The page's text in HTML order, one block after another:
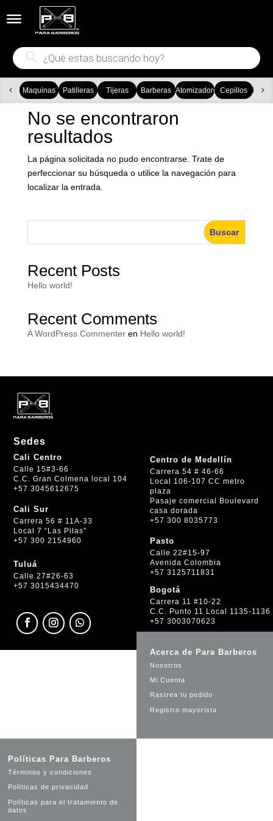
Búsqueda
de
productos
Maquinas Patilleras Tijeras Barberas AtomizadoresCepillos
No se encontraron
resultados
La página solicitada no pudo encontrarse. Trate de
perfeccionar su búsqueda o utilice la navegación para
localizar la entrada.
Buscar
Recent Posts
Hello world!
Recent Comments
A WordPress Commenteren Hello world!
Sedes
Cali Centro
Calle 15#3-66
C.C. Gran Colmena local 104
+57 3045612675
Cali Sur
Carrera 56 # 11A-33
Local 7 “Las Pilas”
+57 300 2154960
Tuluá
Calle 27#26-63
+57 3015434470
Centro de Medellín
Carrera 54 # 46-66
Local 106-107 CC metro
plaza
Pasaje comercial Boulevard
casa dorada
+57 300 8035773
Pasto
Calle 22#15-97
Avenida Colombia
+57 3125711831
Bogotá
Carrera 11 #10-22
C.C. Punto 11 Local 1135-1136
+57 3003070623
Acerca de Para Barberos
Nosotros
Mi Cuenta
Rastrea tu pedido
Registro mayorista
Políticas Para Barberos
Términos y condiciones
Políticas de privacidad
Políticas para el tratamiento de
datos